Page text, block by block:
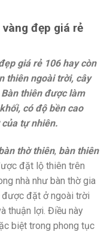
đẹp giá rẻ
giá rẻ 106 hay còn
thiên ngoài trời, cây
thiên được làm
có độ bền cao
tự nhiên.
thờ thiên, bàn thiên
đặt lộ thiên trên
nhà như bàn thờ gia
được đặt ở ngoài trời
thuận lợi. Điều này
biệt trong phong tục